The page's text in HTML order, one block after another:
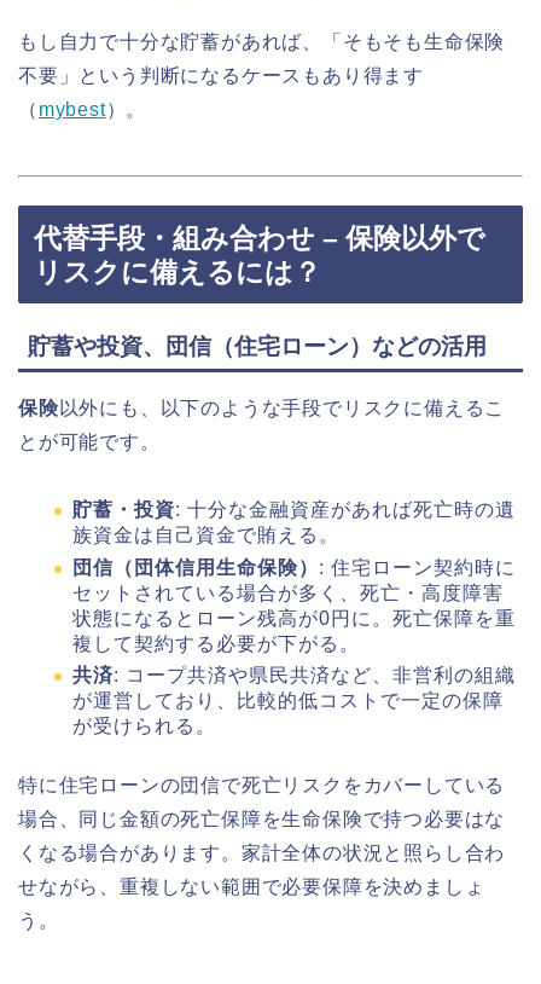
もし自力で十分な貯蓄があれば、「そもそも生命保険
不要」という判断になるケースもあり得ます
（ mybest）。
代替手段・組み合わせ – 保険以外で
リスクに備えるには？
貯蓄や投資、団信（住宅ローン）などの活用
保険以外にも、以下のような手段でリスクに備えるこ
とが可能です。
貯蓄・投資: 十分な金融資産があれば死亡時の遺
族資金は自己資金で賄える。
団信（団体信用生命保険） : 住宅ローン契約時に
セットされている場合が多く、死亡・高度障害
状態になるとローン残高が0円に。死亡保障を重
複して契約する必要が下がる。
共済: コープ共済や県民共済など、非営利の組織
が運営しており、比較的低コストで一定の保障
が受けられる。
特に住宅ローンの団信で死亡リスクをカバーしている
場合、同じ金額の死亡保障を生命保険で持つ必要はな
くなる場合があります。家計全体の状況と照らし合わ
せながら、重複しない範囲で必要保障を決めましょ
う。